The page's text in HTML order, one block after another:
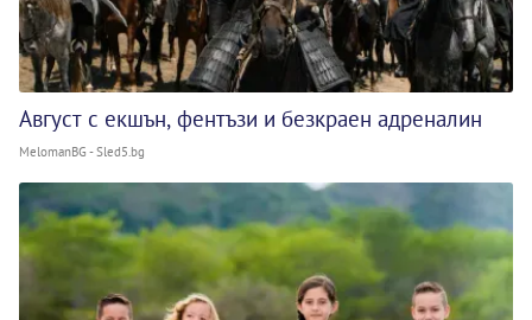
Август с екшън, фентъзи и безкраен адреналин
MelomanBG - Sled5.bg